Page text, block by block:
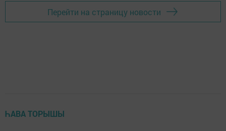
Перейти на страницу новости
ҺАВА ТОРЫШЫ